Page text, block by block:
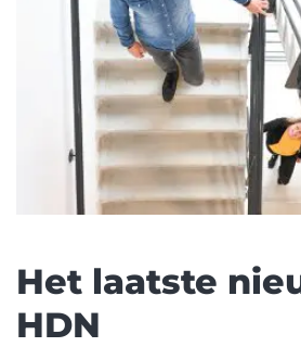
Het laatste
HDN